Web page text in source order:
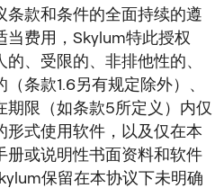
条款和条件的全面持续的遵
费用，Skylum特此授权
、受限的、非排他性的、
条款1.6另有规定除外）、
期限（如条款5所定义）内仅
形式使用软件，以及仅在本
册或说明性书面资料和软件
保留在本协议下未明确